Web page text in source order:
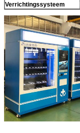
Verrichtingssysteem